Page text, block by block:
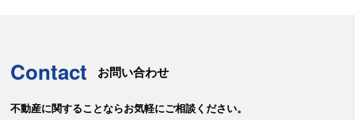
Contact お問い合わせ
不動産に関することならお気軽にご相談ください。